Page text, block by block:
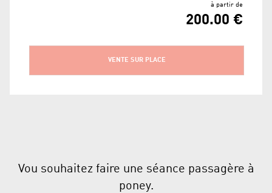
à partir de
200.00 €
VENTE SUR PLACE
Vou souhaitez faire une séance passagère à
poney.